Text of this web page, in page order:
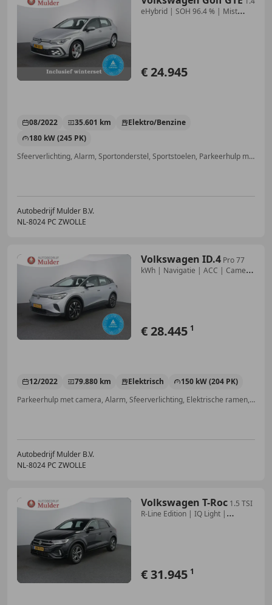
eHybrid | SOH 96.4 % | Mist
€ 24.945
08/2022 35.601 km
Elektro/Benzine
180 kW (245 PK)
Sfeerverlichting, Alarm, Sportonderstel, Sportstoelen, Parkeerhulp met camera, Adaptieve Cruise Control, Stoelverwarming, Lichtmetalen velgen
Autobedrijf Mulder B.V.
NL-8024 PC ZWOLLE
Volkswagen ID.4 Pro 77
kWh | Navigatie | ACC | Camera
€ 28.445 1
12/2022 79.880 km Elektrisch
150 kW (204 PK)
Parkeerhulp met camera, Alarm, Sfeerverlichting, Elektrische ramen, Lichtmetalen velgen, Adaptieve Cruise Control, Bochtverlichting, Keyless Entry
Autobedrijf Mulder B.V.
NL-8024 PC ZWOLLE
Volkswagen T-Roc 1.5 TSI
R-Line Edition | IQ Light |
€ 31.945 1